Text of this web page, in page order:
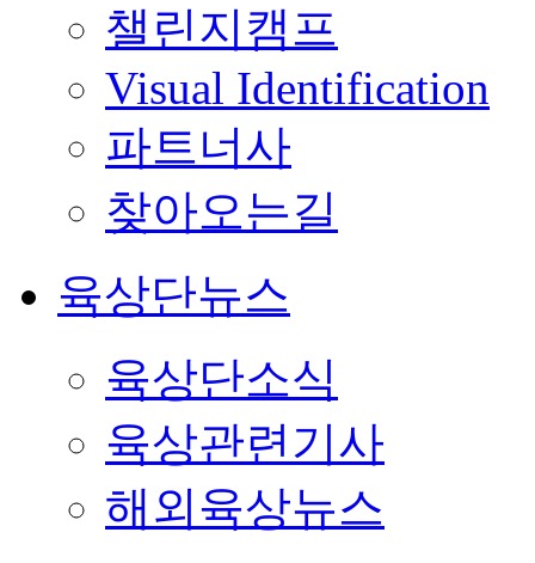
챌린지캠프
Visual Identification
파트너사
찾아오는길
육상단뉴스
육상단소식
육상관련기사
해외육상뉴스